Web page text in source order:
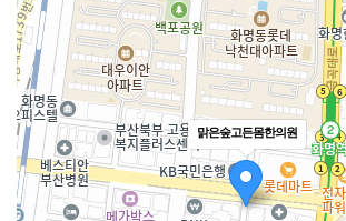
맑은숲고든몸한의원